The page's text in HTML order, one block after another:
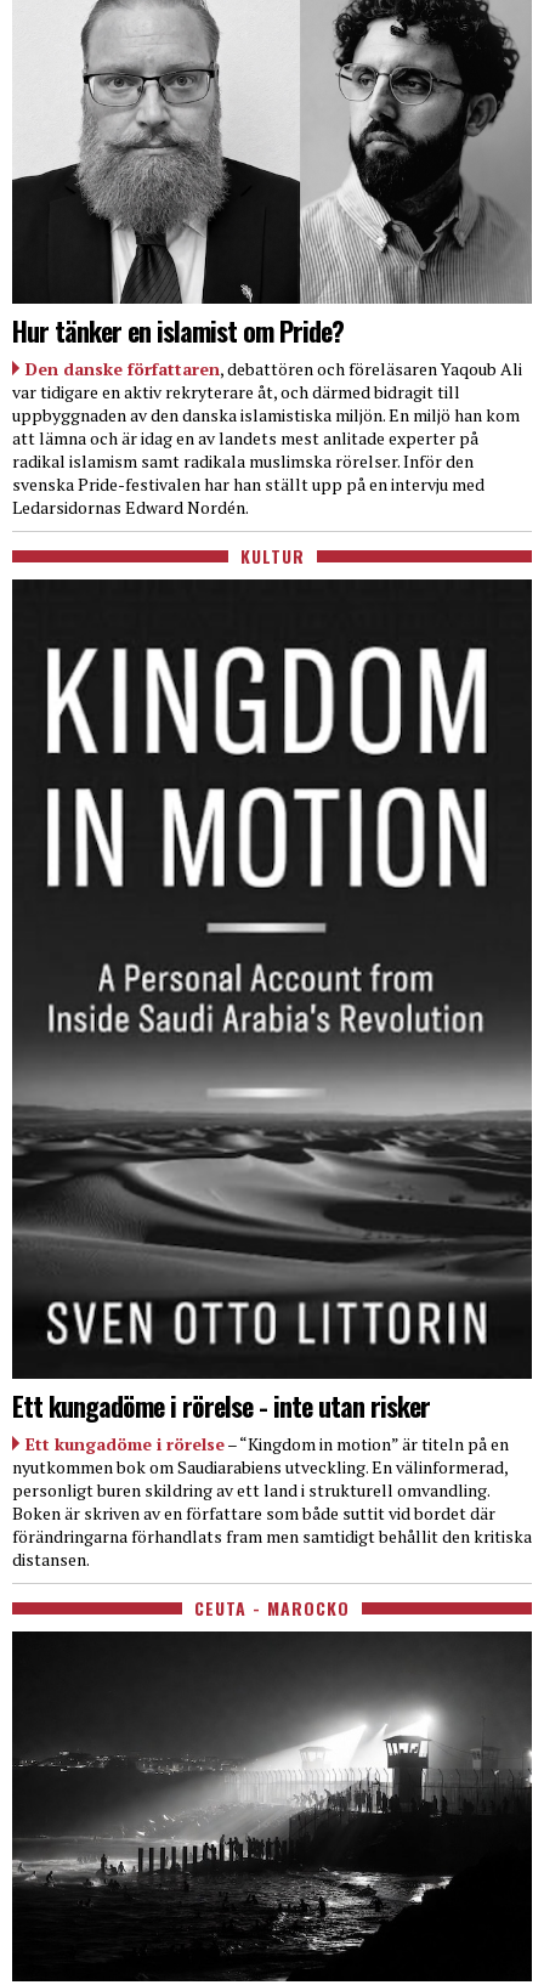
Hur tänker en islamist om Pride?
Den danske författaren, debattören och föreläsaren Yaqoub Ali
var tidigare en aktiv rekryterare åt, och därmed bidragit till
uppbyggnaden av den danska islamistiska miljön. En miljö han kom
att lämna och är idag en av landets mest anlitade experter på
radikal islamism samt radikala muslimska rörelser. Inför den
svenska Pride-festivalen har han ställt upp på en intervju med
Ledarsidornas Edward Nordén.
KULTUR
Ett kungadöme i rörelse - inte utan risker
Ett kungadöme i rörelse– “Kingdom in motion” är titeln på en
nyutkommen bok om Saudiarabiens utveckling. En välinformerad,
personligt buren skildring av ett land i strukturell omvandling.
Boken är skriven av en författare som både suttit vid bordet där
förändringarna förhandlats fram men samtidigt behållit den kritiska
distansen.
CEUTA - MAROCKO